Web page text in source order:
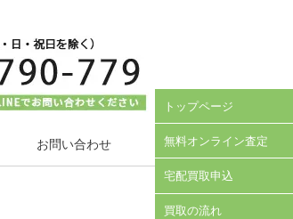
お問い合わせ
トップページ
無料オンライン査定
宅配買取申込
買取の流れ